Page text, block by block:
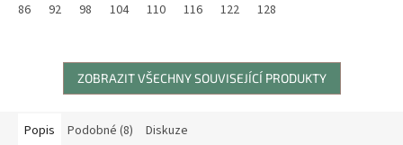
86 92 98 104 110 116 122 128
ZOBRAZIT VŠECHNY SOUVISEJÍCÍ PRODUKTY
Popis Podobné (8) Diskuze